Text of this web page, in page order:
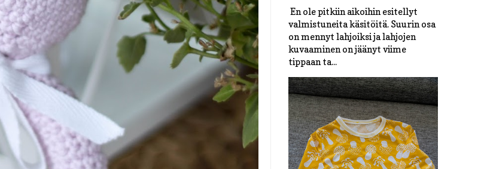
En ole pitkiin aikoihin esitellyt
valmistuneita käsitöitä. Suurin osa
on mennyt lahjoiksi ja lahjojen
kuvaaminen on jäänyt viime
tippaan ta...